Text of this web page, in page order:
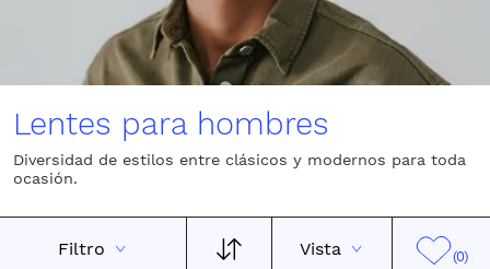
Lentes para hombres
Diversidad de estilos entre clásicos y modernos para toda
ocasión.
Filtro Vista (0)